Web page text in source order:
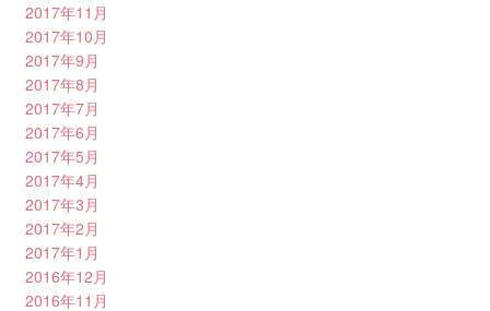
2017年11月
2017年10月
2017年9月
2017年8月
2017年7月
2017年6月
2017年5月
2017年4月
2017年3月
2017年2月
2017年1月
2016年12月
2016年11月